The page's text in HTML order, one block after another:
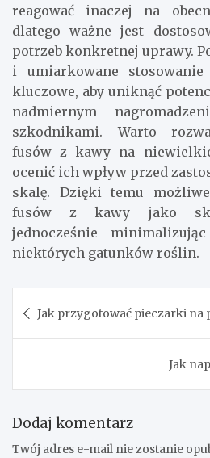
reagować inaczej na
dlatego ważne jest
potrzeb konkretnej uprawy.
i umiarkowane
kluczowe, aby uniknąć
nadmiernym
szkodnikami. Warto
fusów z kawy na
ocenić ich wpływ przed
skalę. Dzięki temu
fusów z kawy jako
jednocześnie
niektórych gatunków roślin.
wpisu
Jak przygotować pieczarki na
Jak
Dodaj komentarz
Twój adres e-mail nie zostanie